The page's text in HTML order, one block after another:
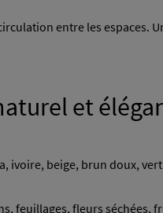
entre les espaces.
et
ivoire, beige, brun doux,
feuillages, fleurs séchées,